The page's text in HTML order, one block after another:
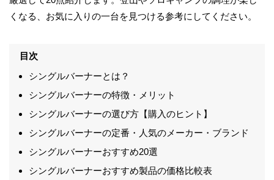
くなる、お気に入りの一台を見つける参考にしてください。
目次
シングルバーナーとは？
シングルバーナーの特徴・メリット
シングルバーナーの選び方【購入のヒント】
シングルバーナーの定番・人気のメーカー・ブランド
シングルバーナーおすすめ20選
シングルバーナーおすすめ製品の価格比較表